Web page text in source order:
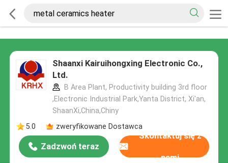
Shaanxi Kairuihongxing Electronic Co.,
Ltd.
B Area Plant, Productivity building 3rd floor
,Electronic Industrial Park,Yanta District, Xi'an,
ShaanXi,China,Chiny
5.0
zweryfikowane Dostawca
Zadzwoń teraz
Skontaktuj się z
nami